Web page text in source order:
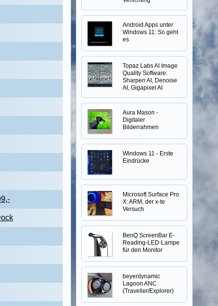
Android Apps unter
Windows 11: So geht
es
Topaz Labs AI Image
Quality Software:
Sharpen AI, Denoise
AI, Gigapixel AI
Aura Mason -
Digitaler
Bilderrahmen
Windows 11 - Erste
Eindrücke
Microsoft Surface Pro
X: ARM, der x-te
Versuch
BenQ ScreenBar E-
Reading-LED-Lampe
für den Monitor
beyerdynamic
Lagoon ANC
(Traveller/Explorer)